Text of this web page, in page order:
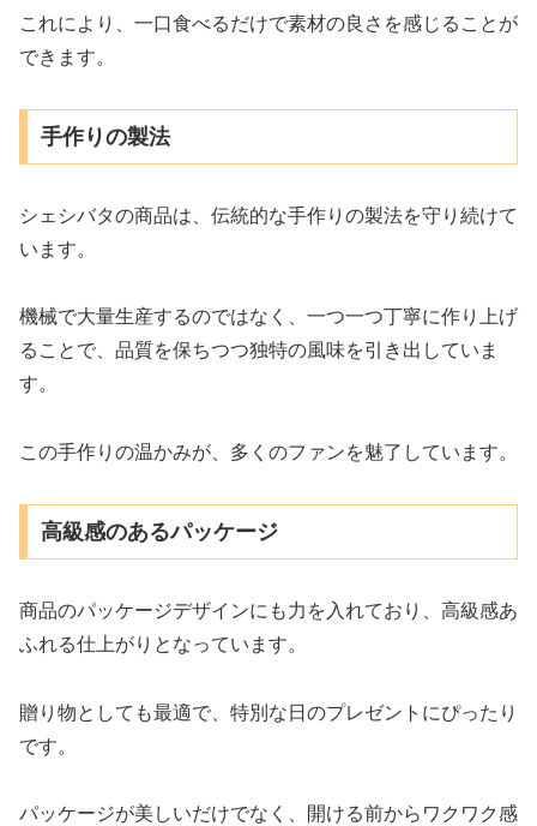
これにより、一口食べるだけで素材の良さを感じることが
できます。
手作りの製法
シェシバタの商品は、伝統的な手作りの製法を守り続けて
います。
機械で大量生産するのではなく、一つ一つ丁寧に作り上げ
ることで、品質を保ちつつ独特の風味を引き出していま
す。
この手作りの温かみが、多くのファンを魅了しています。
高級感のあるパッケージ
商品のパッケージデザインにも力を入れており、高級感あ
ふれる仕上がりとなっています。
贈り物としても最適で、特別な日のプレゼントにぴったり
です。
パッケージが美しいだけでなく、開ける前からワクワク感